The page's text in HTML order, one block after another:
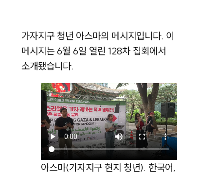
가자지구 청년 아스마의 메시지입니다. 이
메시지는 6월 6일 열린 128차 집회에서
소개됐습니다.
아스마(가자지구 현지 청년). 한국어,